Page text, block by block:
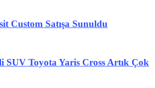
Custom Satışa Sunuldu
SUV Toyota Yaris Cross Artık Çok